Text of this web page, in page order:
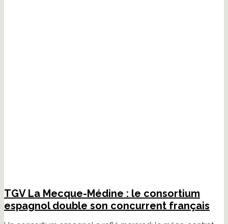
TGV La Mecque-Médine : le consortium
espagnol double son concurrent français